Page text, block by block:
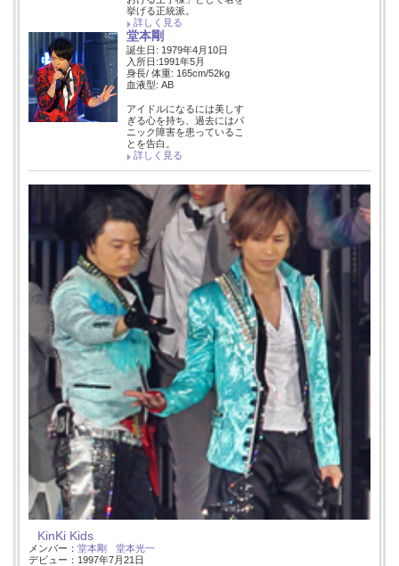
挙げる正統派。
詳しく見る
堂本剛
誕生日: 1979年4月10日
入所日:1991年5月
身長/ 体重: 165cm/52kg
血液型: AB
アイドルになるには美しす
ぎる心を持ち、過去にはパ
ニック障害を患っているこ
とを告白。
詳しく見る
KinKi Kids
メンバー： 堂本剛
堂本光一
デビュー：1997年7月21日